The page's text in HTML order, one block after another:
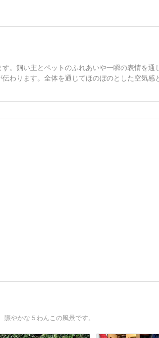
。飼い主とペットのふれあいや一瞬の表情を通
わります。全体を通じてほのぼのとした空気感
やかな５わんこの風景です。